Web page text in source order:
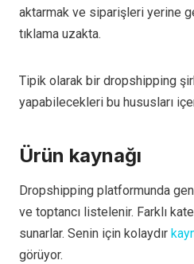
aktarmak ve siparişleri yerine
tıklama uzakta.
Tipik olarak bir dropshipping
yapabilecekleri bu hususları
Ürün kaynağı
Dropshipping platformunda
ve toptancı listelenir. Farklı
sunarlar. Senin için kolaydır
görüyor.